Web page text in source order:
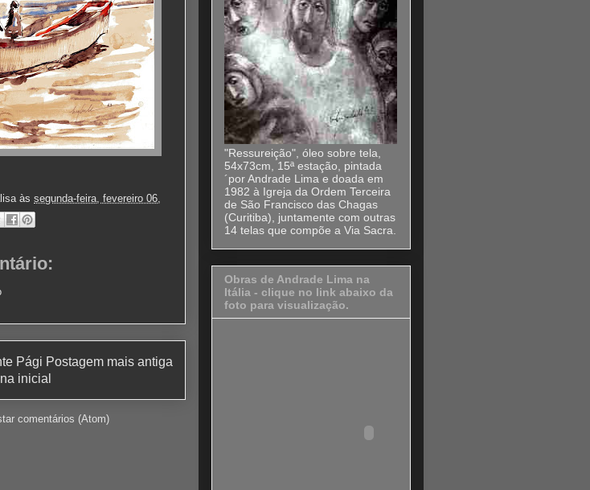
às segunda-feira, fevereiro 06,
Postagem mais antiga
Pági
na inicial
comentários (Atom)
"Ressureição", óleo sobre tela,
54x73cm, 15ª estação, pintada
´por Andrade Lima e doada em
1982 à Igreja da Ordem Terceira
de São Francisco das Chagas
(Curitiba), juntamente com outras
14 telas que compõe a Via Sacra.
Obras de Andrade Lima na
Itália - clique no link abaixo da
foto para visualização.